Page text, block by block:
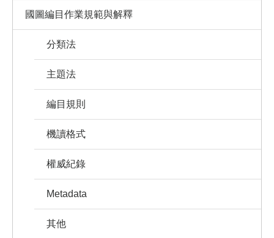
國圖編目作業規範與解釋
分類法
主題法
編目規則
機讀格式
權威紀錄
Metadata
其他